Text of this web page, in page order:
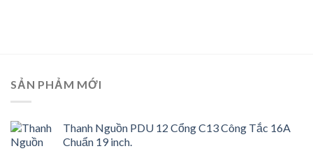
SẢN PHẢM MỚI
Thanh Nguồn PDU 12 Cổng C13 Công Tắc 16A
Chuẩn 19 inch.